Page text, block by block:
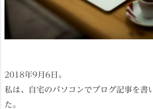
2018年9月6日。
私は、自宅のパソコンでブログ記事を書
た。